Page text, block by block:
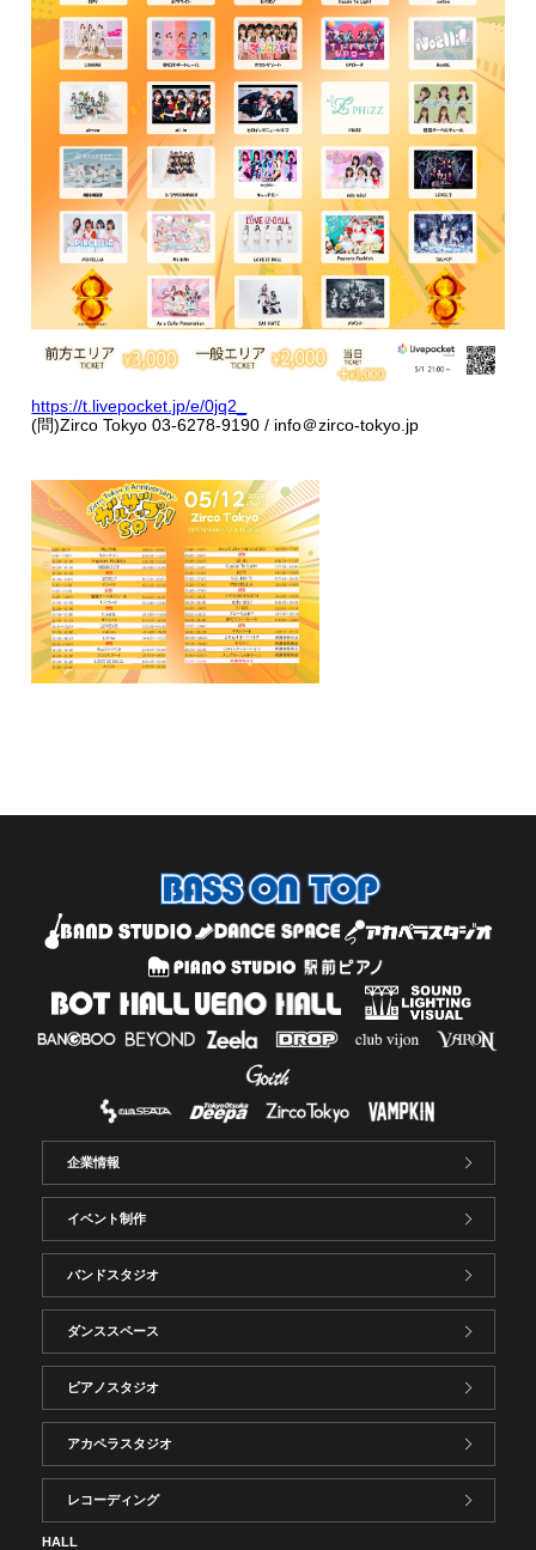
https://t.livepocket.jp/e/0jq2_
(問)Zirco Tokyo 03-6278-9190 / info＠zirco-tokyo.jp
企業情報
イベント制作
バンドスタジオ
ダンススペース
ピアノスタジオ
アカペラスタジオ
レコーディング
HALL